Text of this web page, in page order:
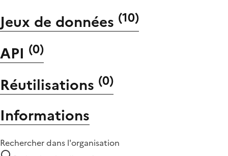
Jeux de données (10)
API (0)
Réutilisations (0)
Informations
Rechercher dans l'organisation